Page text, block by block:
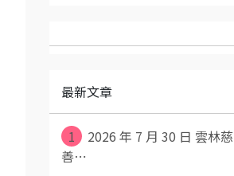
最新文章
1
2026 年 7 月 30 日 雲林慈
善⋯